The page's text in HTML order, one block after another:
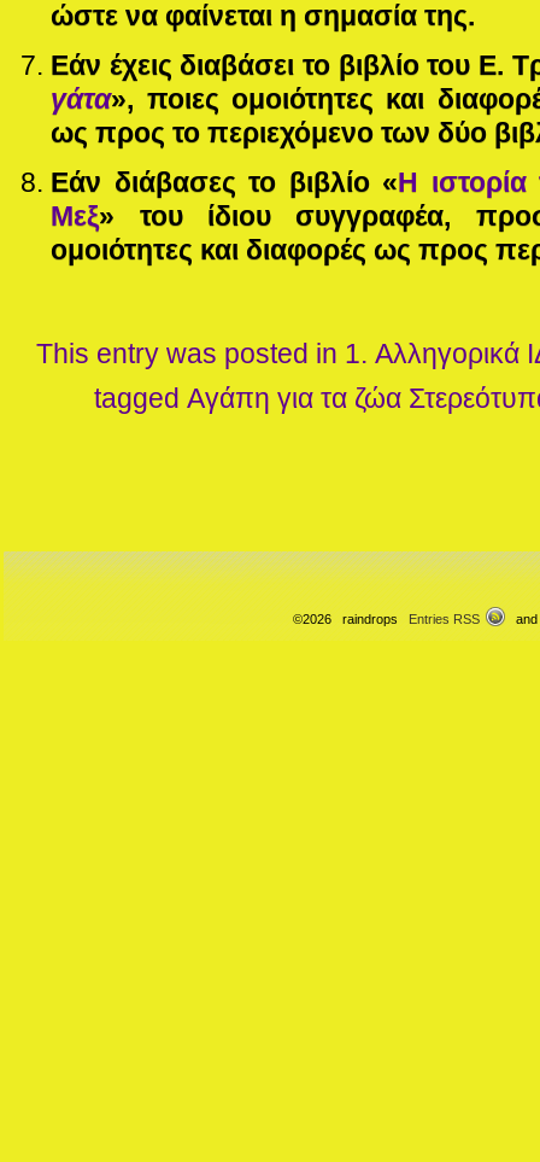
ώστε να φαίνεται η σημασία της.
Εάν έχεις διαβάσει το βιβλίο του Ε.
γάτα», ποιες ομοιότητες και
ως προς το περιεχόμενο των δύο
Εάν διάβασες το βιβλίο «Η
Μεξ» του ίδιου συγγραφέα,
ομοιότητες και διαφορές ως προς
This entry was posted in 1. Αλληγορικά
tagged Αγάπη για τα ζώα
©2026 raindrops Entries RSS and